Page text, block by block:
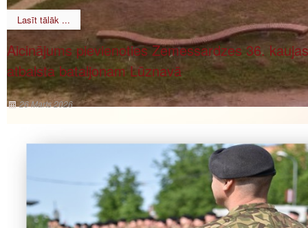
Lasīt tālāk ...
Aicinājums pievienoties Zemessardzes 36. kaujas
atbalsta bataljonam Lūznavā
26 Marts 2026